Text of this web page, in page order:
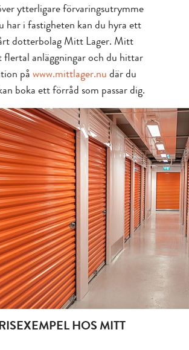
ytterligare förvaringsutrymme
har i fastigheten kan du hyra ett
dotterbolag Mitt Lager. Mitt
flertal anläggningar och du hittar
påwww.mittlager.nudär du
boka ett förråd som passar dig.
HOS MITT